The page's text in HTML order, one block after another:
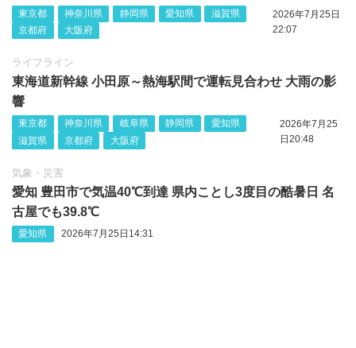
東京都 神奈川県 静岡県 愛知県
滋賀県
京都府
大阪府
2026年7月25日
22:07
ライフライン
東海道新幹線 小田原～熱海駅間で運転見合わせ 大雨の影
響
東京都 神奈川県 岐阜県 静岡県
愛知県
滋賀県
京都府 大阪府
2026年7月25
日20:48
気象・災害
愛知 豊田市で気温40℃到達 県内ことし3度目の酷暑日 名
古屋でも39.8℃
愛知県 2026年7月25日14:31